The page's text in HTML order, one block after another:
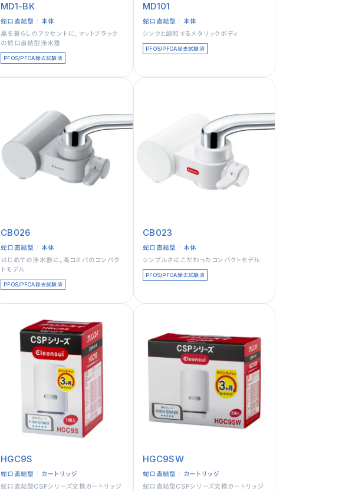
MD1-BK
蛇口直結型
本体
黒を暮らしのアクセントに。マットブラック
の蛇口直結型浄水器
PFOS/PFOA除去試験済
MD101
蛇口直結型
本体
シンクと調和するメタリックボディ
PFOS/PFOA除去試験済
CB026
蛇口直結型
本体
はじめての浄水器に。高コスパのコンパク
トモデル
PFOS/PFOA除去試験済
CB023
蛇口直結型
本体
シンプルさにこだわったコンパクトモデル
PFOS/PFOA除去試験済
HGC9S
蛇口直結型
カートリッジ
蛇口直結型CSPシリーズ交換カートリッジ
HGC9SW
蛇口直結型
カートリッジ
蛇口直結型CSPシリーズ交換カートリッジ